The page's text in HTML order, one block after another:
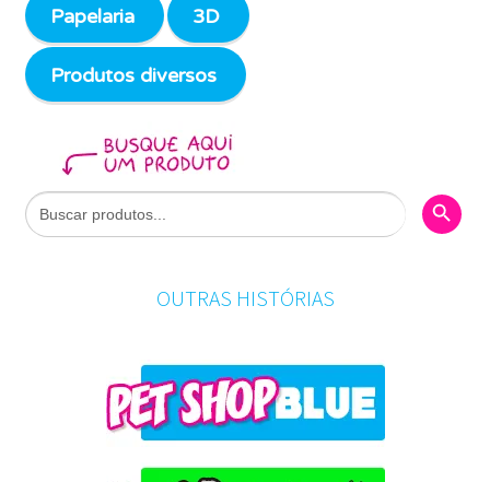
Papelaria 3D
Produtos diversos
Search
for:
Search
OUTRAS HISTÓRIAS